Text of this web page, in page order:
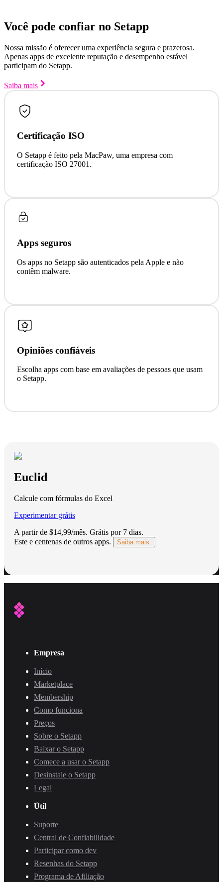
Você pode confiar no Setapp
Nossa missão é oferecer uma experiência segura e prazerosa.
Apenas apps de excelente reputação e desempenho estável
participam do Setapp.
Saiba mais
Certificação ISO
O Setapp é feito pela MacPaw, uma empresa com
certificação ISO 27001.
Apps seguros
Os apps no Setapp são autenticados pela Apple e não
contêm malware.
Opiniões confiáveis
Escolha apps com base em avaliações de pessoas que usam
o Setapp.
Euclid
Calcule com fórmulas do Excel
Experimentar grátis
A partir de $14,99/mês. Grátis por 7 dias.
Este e centenas de outros apps.
Saiba mais.
Empresa
Início
Marketplace
Membership
Como funciona
Preços
Sobre o Setapp
Baixar o Setapp
Comece a usar o Setapp
Desinstale o Setapp
Legal
Útil
Suporte
Central de Confiabilidade
Participar como dev
Resenhas do Setapp
Programa de Afiliação